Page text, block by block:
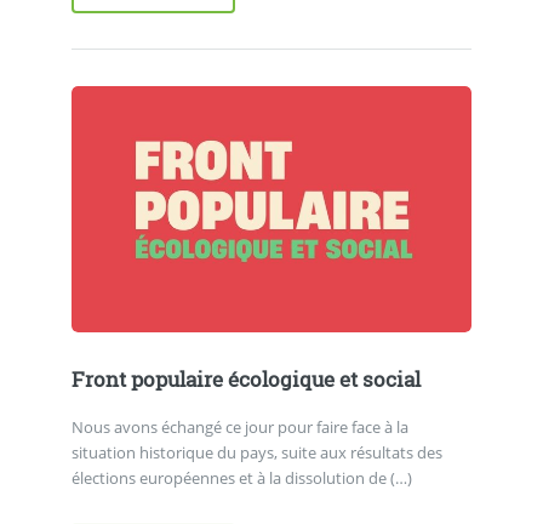
Front populaire écologique et social
Nous avons échangé ce jour pour faire face à la
situation historique du pays, suite aux résultats des
élections européennes et à la dissolution de (…)